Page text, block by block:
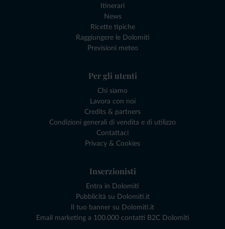
Itinerari
News
Ricette tipiche
Raggiungere le Dolomiti
Previsioni meteo
Per gli utenti
Chi siamo
Lavora con noi
Credits & partners
Condizioni generali di vendita e di utilizzo
Contattaci
Privacy & Cookies
Inserzionisti
Entra in Dolomiti
Pubblicità su Dolomiti.it
Il tuo banner su Dolomiti.it
Email marketing a 100.000 contatti B2C Dolomiti